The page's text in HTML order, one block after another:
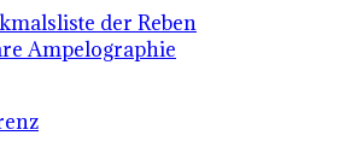
der Reben
Ampelographie